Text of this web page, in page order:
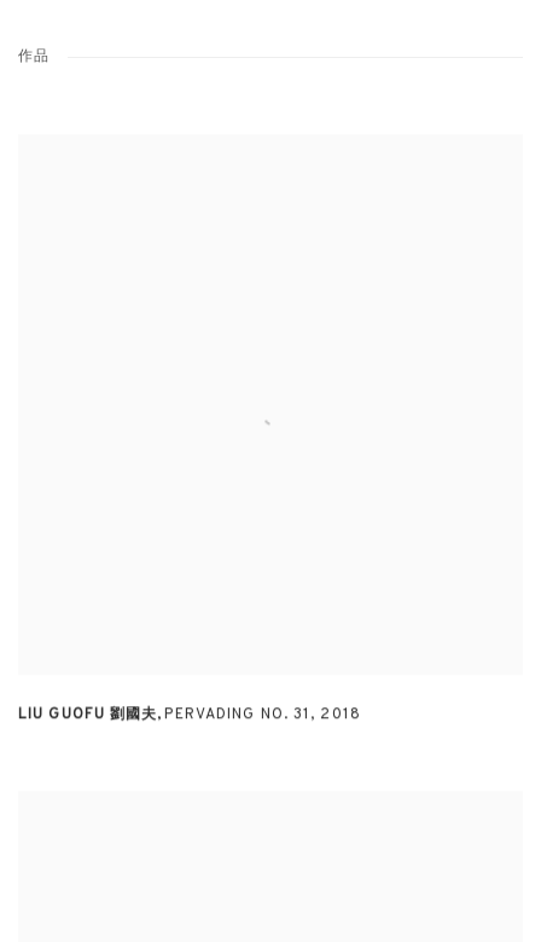
作品
LIU GUOFU 劉國夫,PERVADING NO. 31 , 2018